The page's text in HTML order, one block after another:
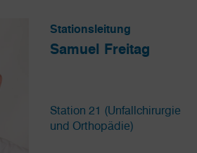
Stationsleitung
Samuel Freitag
Station 21 (Unfallchirurgie
und Orthopädie)